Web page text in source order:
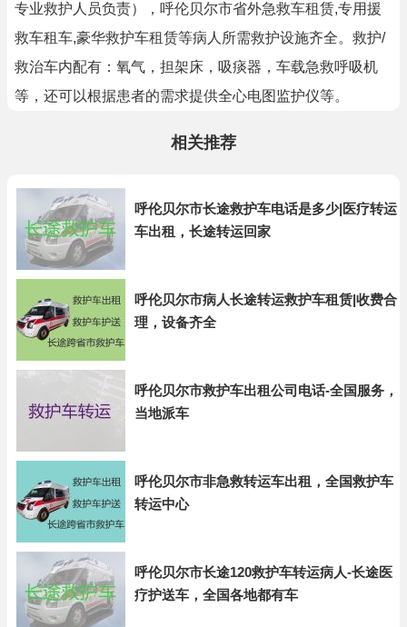
专业救护人员负责），呼伦贝尔市省外急救车租赁,专用援
救车租车,豪华救护车租赁等病人所需救护设施齐全。救护/
救治车内配有：氧气，担架床，吸痰器，车载急救呼吸机
等，还可以根据患者的需求提供全心电图监护仪等。
相关推荐
呼伦贝尔市长途救护车电话是多少|医疗转运
车出租，长途转运回家
呼伦贝尔市病人长途转运救护车租赁|收费合
理，设备齐全
呼伦贝尔市救护车出租公司电话-全国服务，
当地派车
呼伦贝尔市非急救转运车出租，全国救护车
转运中心
呼伦贝尔市长途120救护车转运病人-长途医
疗护送车，全国各地都有车